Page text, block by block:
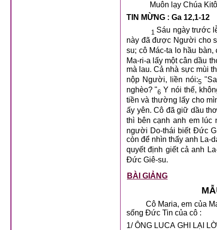
Muôn lạy Chúa
TIN MỪNG : Ga 12,1-12
1 Sáu ngày trước
này đã được Người cho
su; cô Mác-ta lo hầu
Ma-ri-a lấy một cân dầu
mà lau. Cả nhà sực mùi
nộp Người, liền nói:5
nghèo? "6 Y nói thế,
tiền và thường lấy cho
ấy yên. Cô đã giữ dầu
thì bên cạnh anh em lúc
người Do-thái biết Đức
còn để nhìn thấy anh La-
quyết định giết cả anh
Đức Giê-su.
BÀI GIẢNG
Cô Maria, em của
sống Đức Tin của cô :
1/ ÔNG LUCA GHI LẠI